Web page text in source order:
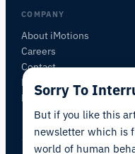
COMPANY
About iMotions
Careers
Contact
My iMotions
Newsletter
Sorry To
But if you like this
newsletter which is
world of human